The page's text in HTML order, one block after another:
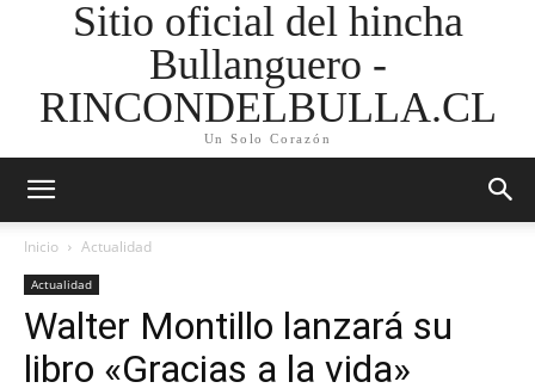
Sitio oficial del hincha
Bullanguero -
RINCONDELBULLA.CL
Un Solo Corazón
Inicio Actualidad
Actualidad
Walter Montillo lanzará su
libro «Gracias a la vida»